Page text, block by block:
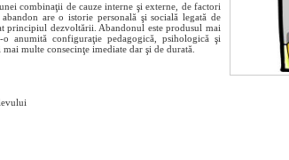
combinaţii de cauze interne şi externe, de factori
are o istorie personală şi socială legată de
principiul dezvoltării. Abandonul este produsul mai
anumită configuraţie pedagogică, psihologică şi
multe consecinţe imediate dar şi de durată.